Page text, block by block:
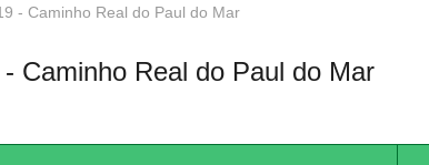
- Caminho Real do Paul do Mar
- Caminho Real do Paul do Mar